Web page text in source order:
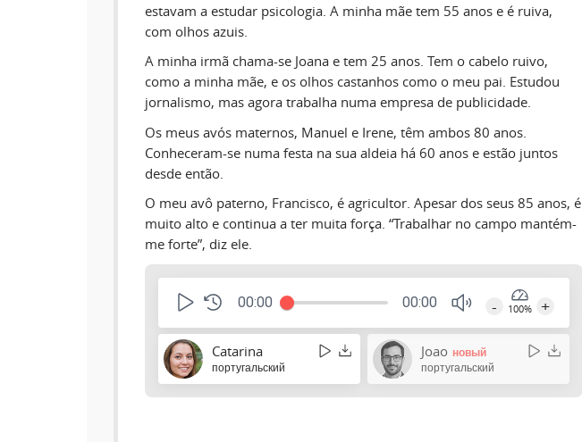
estavam a estudar psicologia. A minha mãe tem 55 anos e é ruiva,
com olhos azuis.
A minha irmã chama-se Joana e tem 25 anos. Tem o cabelo ruivo,
como a minha mãe, e os olhos castanhos como o meu pai. Estudou
jornalismo, mas agora trabalha numa empresa de publicidade.
Os meus avós maternos, Manuel e Irene, têm ambos 80 anos.
Conheceram-se numa festa na sua aldeia há 60 anos e estão juntos
desde então.
O meu avô paterno, Francisco, é agricultor. Apesar dos seus 85 anos, é
muito alto e continua a ter muita força. “Trabalhar no campo mantém-
me forte”, diz ele.
00:00 00:00
or
Space
- 100% +
Catarina
португальский
Joao новый
португальский